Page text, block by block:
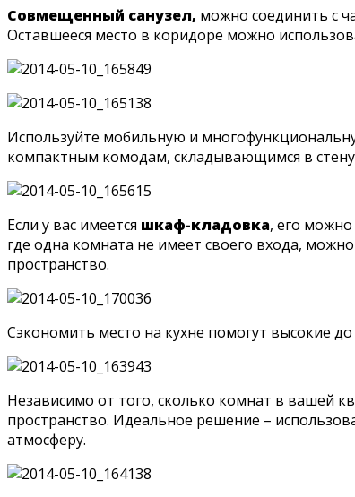
Совмещенный санузел, можно соединить с
Оставшееся место в коридоре можно
Используйте мобильную и
компактным комодам, складывающимся в
Если у вас имеется шкаф-кладовка, его
где одна комната не имеет своего входа,
пространство.
Сэкономить место на кухне помогут высокие
Независимо от того, сколько комнат в вашей
пространство. Идеальное решение –
атмосферу.